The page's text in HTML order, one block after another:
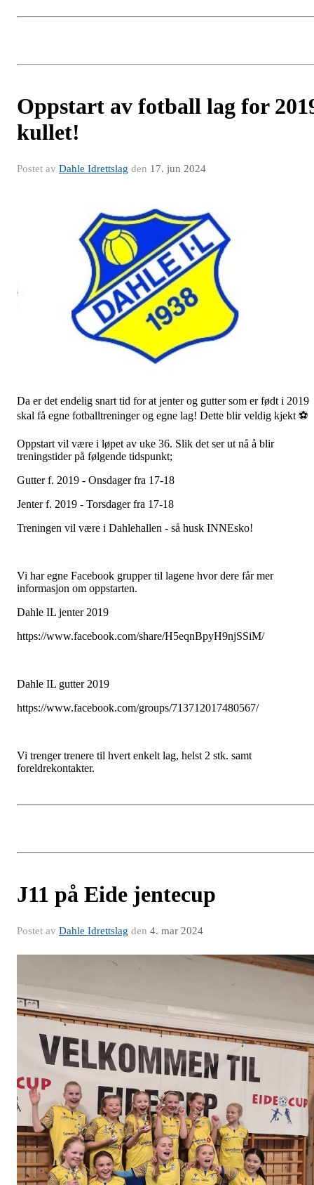
Oppstart av fotball lag for
kullet!
Postet av Dahle Idrettslag den 17. jun 2024
Da er det endelig snart tid for at jenter og gutter som er født i 2019
skal få egne fotballtreninger og egne lag! Dette blir veldig kjekt ⚽️
Oppstart vil være i løpet av uke 36. Slik det ser ut nå å blir
treningstider på følgende tidspunkt;
Gutter f. 2019 - Onsdager fra 17-18
Jenter f. 2019 - Torsdager fra 17-18
Treningen vil være i Dahlehallen - så husk INNEsko!
Vi har egne Facebook grupper til lagene hvor dere får mer
informasjon om oppstarten.
Dahle IL jenter 2019
https://www.facebook.com/share/H5eqnBpyH9njSSiM/
Dahle IL gutter 2019
https://www.facebook.com/groups/713712017480567/
Vi trenger trenere til hvert enkelt lag, helst 2 stk. samt
foreldrekontakter.
J11 på Eide jentecup
Postet av Dahle Idrettslag den 4. mar 2024